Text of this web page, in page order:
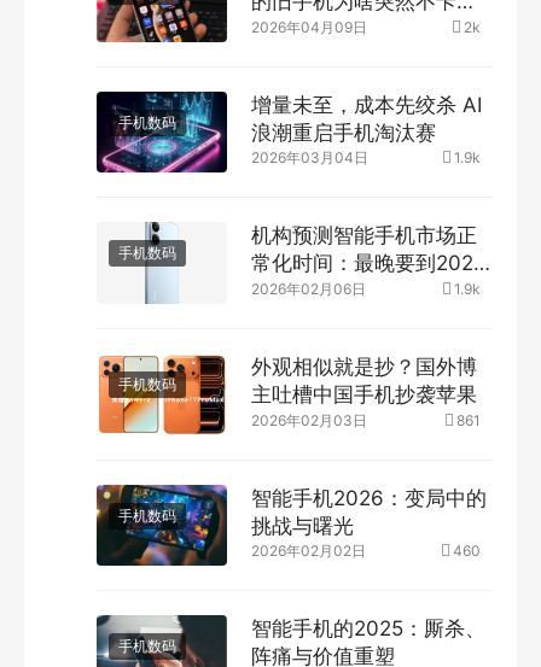
了？
2026年04月09日 2k
手机数码
增量未至，成本先绞杀 AI
浪潮重启手机淘汰赛
2026年03月04日 1.9k
手机数码
机构预测智能手机市场正
常化时间：最晚要到2028
年初
2026年02月06日 1.9k
手机数码
外观相似就是抄？国外博
主吐槽中国手机抄袭苹果
2026年02月03日 861
手机数码
智能手机2026：变局中的
挑战与曙光
2026年02月02日 460
手机数码
智能手机的2025：厮杀、
阵痛与价值重塑